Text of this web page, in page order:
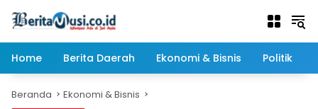
Home
Berita Daerah Ekonomi & Bisnis Politik
Beranda Ekonomi & Bisnis